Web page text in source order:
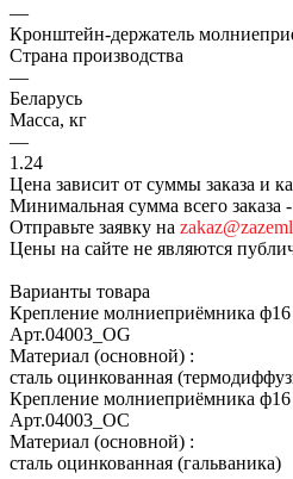
—
Кронштейн-держатель
Страна производства
—
Беларусь
Масса, кг
—
1.24
Цена зависит от суммы заказа и
Минимальная сумма всего заказа
Отправьте заявку на
Цены на сайте не являются
Варианты товара
Крепление молниеприёмника ф16
Арт.04003_OG
Материал (основной) :
сталь оцинкованная
Крепление молниеприёмника ф16
Арт.04003_ОС
Материал (основной) :
сталь оцинкованная (гальваника)